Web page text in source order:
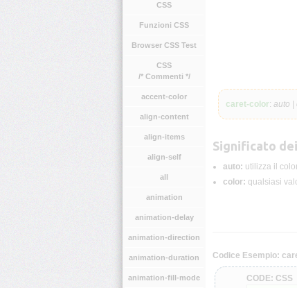
CSS
Funzioni CSS
Browser CSS Test
CSS
/* Commenti */
accent-color
align-content
align-items
align-self
all
animation
animation-delay
animation-direction
animation-duration
animation-fill-mode
caret-color: auto |
Significato
auto: utilizza il
color: qualsiasi
Codice Esempio:
CODE: CSS